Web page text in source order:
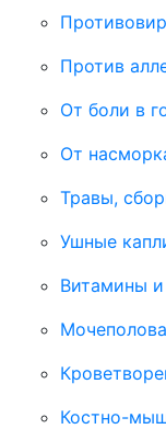
Против
От боли в
От
Травы,
Ушные
Витамины
Костно-